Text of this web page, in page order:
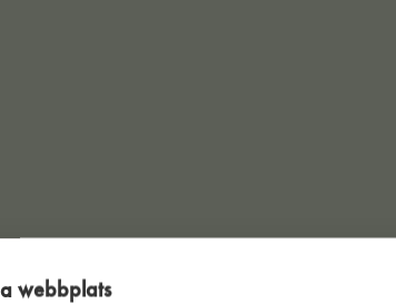
webbplats